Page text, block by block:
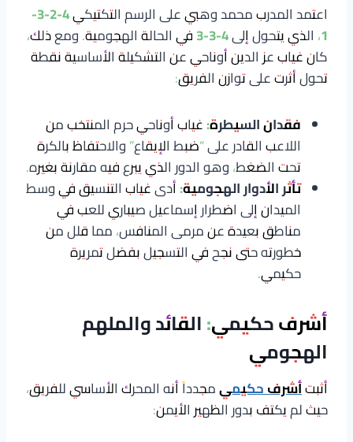
اعتمد المدرب محمد وهبي على الرسم التكتيكي
4-2-3-
1، الذي يتحول إلى4-3-3
في الحالة الهجومية. ومع ذلك،
كان غياب عز الدين أوناحي عن التشكيلة الأساسية نقطة
تحول أثرت على توازن الفريق:
فقدان السيطرة:غياب أوناحي حرم المنتخب من
اللاعب القادر على “ضبط الإيقاع” والاحتفاظ بالكرة
تحت الضغط، وهو الدور الذي يبرع فيه مقارنة بغيره.
تأثر الأدوار الهجومية:أدى غياب التنسيق في وسط
الميدان إلى اضطرار إسماعيل صيباري للعب في
مناطق بعيدة عن مرمى المنافس، مما قلل من
خطورته حتى نجح في التسجيل بفضل تمريرة
حكيمي.
أشرف حكيمي: القائد والملهم
الهجومي
أثبتأشرف حكيميمجدداً أنه المحرك الأساسي للفريق،
حيث لم يكتفِ بدور الظهير الأيمن: